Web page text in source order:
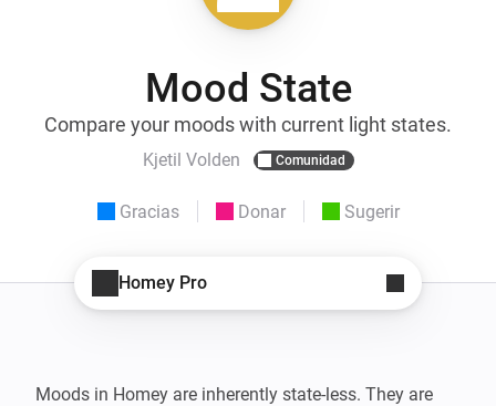
Mood State
Compare your moods with current light states.
Kjetil Volden Comunidad
Gracias Donar Sugerir
Homey Pro
Moods in Homey are inherently state-less. They are